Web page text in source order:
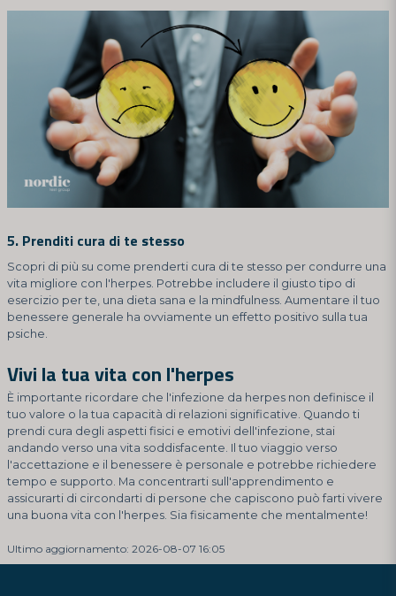
5. Prenditi cura di te stesso
Scopri di più su come prenderti cura di te stesso per condurre una
vita migliore con l'herpes. Potrebbe includere il giusto tipo di
esercizio per te, una dieta sana e la mindfulness. Aumentare il tuo
benessere generale ha ovviamente un effetto positivo sulla tua
psiche.
Vivi la tua vita con l'herpes
È importante ricordare che l'infezione da herpes non definisce il
tuo valore o la tua capacità di relazioni significative. Quando ti
prendi cura degli aspetti fisici e emotivi dell'infezione, stai
andando verso una vita soddisfacente. Il tuo viaggio verso
l'accettazione e il benessere è personale e potrebbe richiedere
tempo e supporto. Ma concentrarti sull'apprendimento e
assicurarti di circondarti di persone che capiscono può farti vivere
una buona vita con l'herpes. Sia fisicamente che mentalmente!
Ultimo aggiornamento: 2026-08-07 16:05